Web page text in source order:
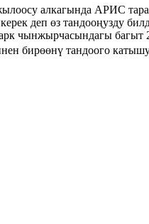
алкагында АРИС
керек деп өз
багыт 2-
бирөөнү тандоого